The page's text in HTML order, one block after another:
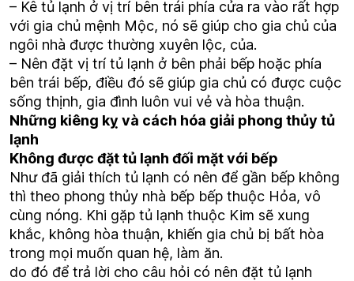
– Kê tủ lạnh ở vị trí bên trái phía cửa ra vào rất hợp
với gia chủ mệnh Mộc, nó sẽ giúp cho gia chủ của
ngôi nhà được thường xuyên lộc, của.
– Nên đặt vị trí tủ lạnh ở bên phải bếp hoặc phía
bên trái bếp, điều đó sẽ giúp gia chủ có được cuộc
sống thịnh, gia đình luôn vui vẻ và hòa thuận.
Những kiêng kỵ và cách hóa giải phong thủy tủ
lạnh
Không được đặt tủ lạnh đối mặt với bếp
Như đã giải thích tủ lạnh có nên để gần bếp không
thì theo phong thủy nhà bếp bếp thuộc Hỏa, vô
cùng nóng. Khi gặp tủ lạnh thuộc Kim sẽ xung
khắc, không hòa thuận, khiến gia chủ bị bất hòa
trong mọi muốn quan hệ, làm ăn.
do đó để trả lời cho câu hỏi có nên đặt tủ lạnh